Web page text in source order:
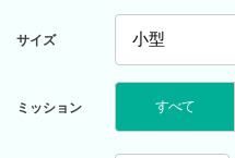
サイズ
ミッション すべて